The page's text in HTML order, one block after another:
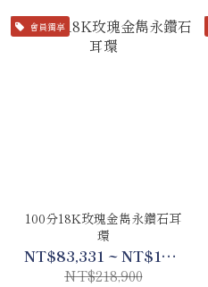
會員獨享
100分18K玫瑰金雋永鑽石耳
環
NT$83,331 ~ NT$102,883
NT$218,900